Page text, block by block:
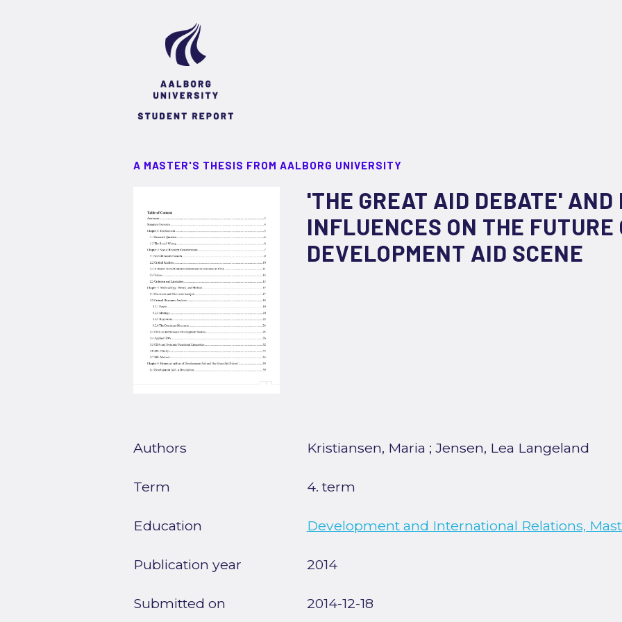
A MASTER'S THESIS FROM AALBORG UNIVERSITY
'THE GREAT AID DEBATE' AND
INFLUENCES ON THE FUTURE
DEVELOPMENT AID SCENE
Authors Kristiansen, Maria ; Jensen, Lea Langeland
Term 4. term
Education Development and International Relations,
Publication year 2014
Submitted on 2014-12-18